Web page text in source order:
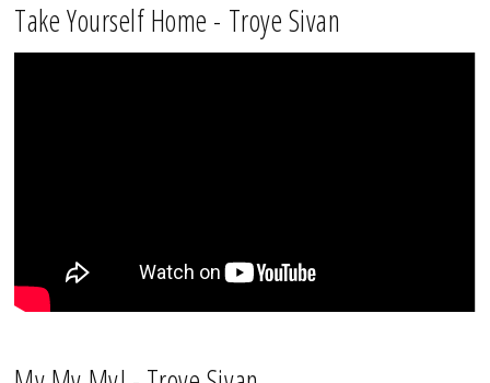
Take Yourself Home - Troye Sivan